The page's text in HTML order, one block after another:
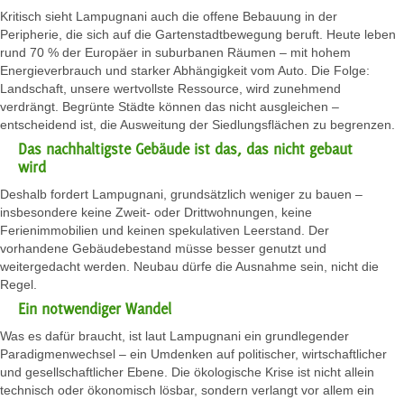
Kritisch sieht Lampugnani auch die offene Bebauung in der
Peripherie, die sich auf die Gartenstadtbewegung beruft. Heute leben
rund 70 % der Europäer in suburbanen Räumen – mit hohem
Energieverbrauch und starker Abhängigkeit vom Auto. Die Folge:
Landschaft, unsere wertvollste Ressource, wird zunehmend
verdrängt. Begrünte Städte können das nicht ausgleichen –
entscheidend ist, die Ausweitung der Siedlungsflächen zu begrenzen.
Das nachhaltigste Gebäude ist das, das nicht gebaut
wird
Deshalb fordert Lampugnani, grundsätzlich weniger zu bauen –
insbesondere keine Zweit- oder Drittwohnungen, keine
Ferienimmobilien und keinen spekulativen Leerstand. Der
vorhandene Gebäudebestand müsse besser genutzt und
weitergedacht werden. Neubau dürfe die Ausnahme sein, nicht die
Regel.
Ein notwendiger Wandel
Was es dafür braucht, ist laut Lampugnani ein grundlegender
Paradigmenwechsel – ein Umdenken auf politischer, wirtschaftlicher
und gesellschaftlicher Ebene. Die ökologische Krise ist nicht allein
technisch oder ökonomisch lösbar, sondern verlangt vor allem ein